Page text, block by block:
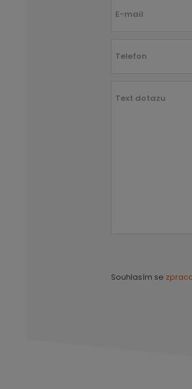
E-mail
Telefon
Text dotazu
Souhlasím se